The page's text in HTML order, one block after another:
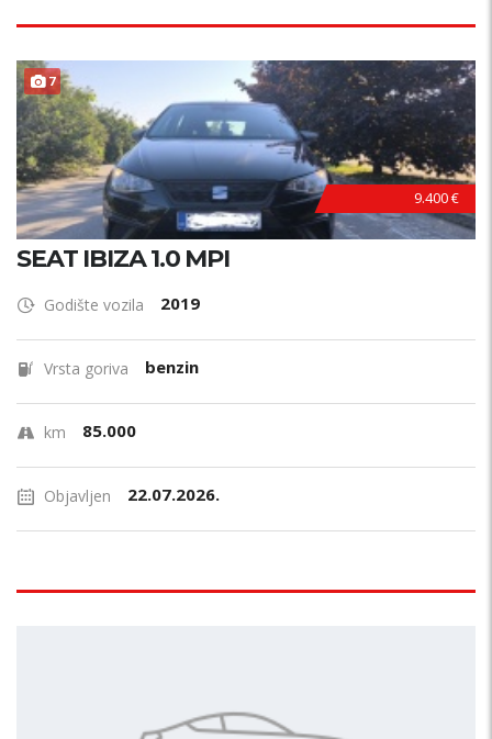
7
9.400 €
SEAT IBIZA 1.0 MPI
Godište vozila 2019
Vrsta goriva benzin
km 85.000
Objavljen 22.07.2026.